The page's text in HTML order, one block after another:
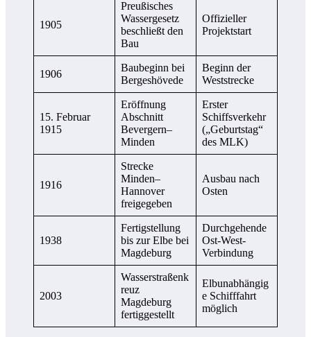
1905
Preußisches
Wassergesetz
beschließt den
Bau
Offizieller
Projektstart
1906
Baubeginn bei
Bergeshövede
Beginn der
Weststrecke
15. Februar
1915
Eröffnung
Abschnitt
Bevergern–
Minden
Erster
Schiffsverkehr
(„Geburtstag“
des MLK)
1916
Strecke
Minden–
Hannover
freigegeben
Ausbau nach
Osten
1938
Fertigstellung
bis zur Elbe bei
Magdeburg
Durchgehende
Ost-West-
Verbindung
2003
Wasserstraßenk
reuz
Magdeburg
fertiggestellt
Elbunabhängig
e Schifffahrt
möglich